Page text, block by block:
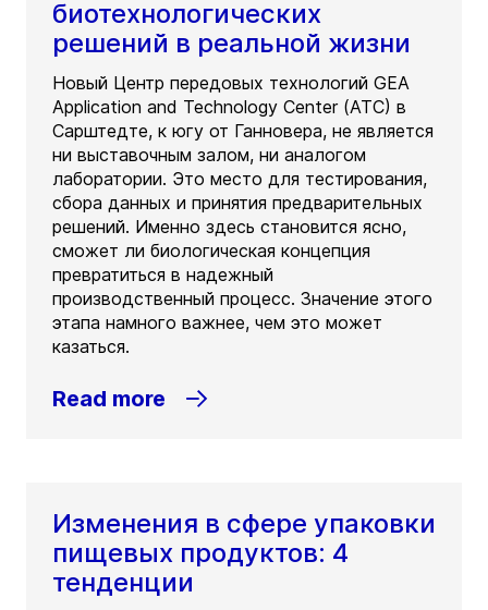
биотехнологических
решений в реальной жизни
Новый Центр передовых технологий GEA
Application and Technology Center (ATC) в
Сарштедте, к югу от Ганновера, не является
ни выставочным залом, ни аналогом
лаборатории. Это место для тестирования,
сбора данных и принятия предварительных
решений. Именно здесь становится ясно,
сможет ли биологическая концепция
превратиться в надежный
производственный процесс. Значение этого
этапа намного важнее, чем это может
казаться.
Read more
Изменения в сфере упаковки
пищевых продуктов: 4
тенденции